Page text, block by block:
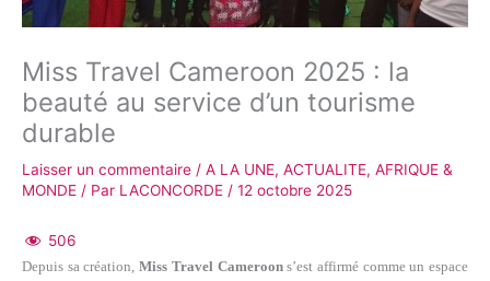
Miss Travel Cameroon 2025 : la
beauté au service d’un tourisme
durable
Laisser un commentaire / A LA UNE, ACTUALITE, AFRIQUE &
MONDE / Par LACONCORDE / 12 octobre 2025
506
Depuis sa création,Miss Travel Cameroons’est affirmé comme un espace